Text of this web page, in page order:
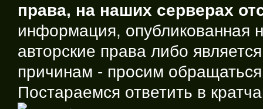
права, на наших серверах
информация,
авторские права либо
причинам - просим
Постараемся ответить в